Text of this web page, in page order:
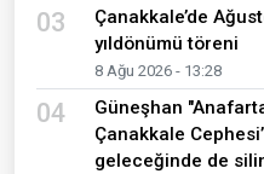
03
Çanakkale’de
yıldönümü töreni
8 Ağu 2026 - 13:28
04
Güneşhan
Çanakkale
geleceğinde de